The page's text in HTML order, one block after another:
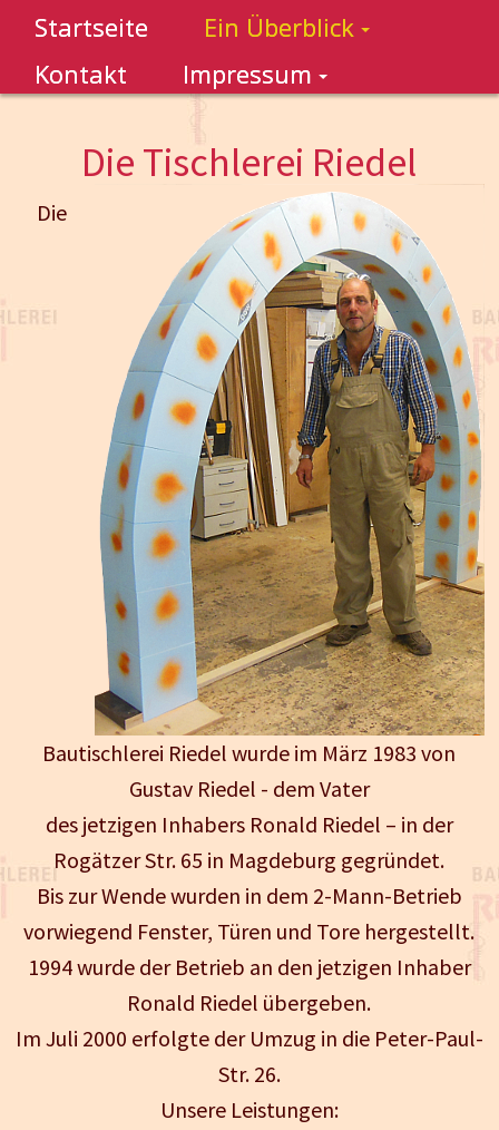
Startseite
Ein Überblick
Kontakt
Impressum
Die Tischlerei Riedel
Die
Bautischlerei Riedel wurde im März 1983 von
Gustav Riedel - dem Vater
des jetzigen Inhabers Ronald Riedel – in der
Rogätzer Str. 65 in Magdeburg gegründet.
Bis zur Wende wurden in dem 2-Mann-Betrieb
vorwiegend Fenster, Türen und Tore hergestellt.
1994 wurde der Betrieb an den jetzigen Inhaber
Ronald Riedel übergeben.
Im Juli 2000 erfolgte der Umzug in die Peter-Paul-
Str. 26.
Unsere Leistungen: